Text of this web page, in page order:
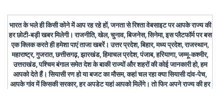
भारत के भले ही किसी कोने में आप रह रहे हों, जनता से रिश्ता वेबसाइट पर आपके राज्य की
हर छोटी-बड़ी खबर मिलेगी। राजनीति, खेल, चुनाव, बिजनेस, सिनेमा, इस प्लैटफॉर्म पर बस
एक क्लिक करते ही हमेशा पाएं ताजा खबरें। उत्तर प्रदेश, बिहार, मध्य प्रदेश, राजस्थान,
महाराष्ट्र, गुजरात, छत्तीसगढ़, झारखंड, हिमाचल प्रदेश, पंजाब, हरियाणा, जम्मू-कश्मीर,
उत्तराखंड, पश्चिम बंगाल समेत देश के बाकी राज्यों और शहरों की कोई जानकारी हो, हम
आपको देते हैं। सियासी रण हो या बजट का मौसम, कहां चल रहा क्या सियासी दांव-पेच,
आपके गांव में किसकी सरकार, हर अपडेट यहां आपको मिलेंगे। तो फिर अपने राज्य की हर